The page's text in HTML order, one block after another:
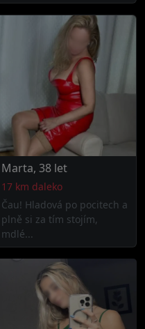
Marta, 38 let
17 km daleko
Čau! Hladová po pocitech a
plně si za tím stojím,
mdlé...